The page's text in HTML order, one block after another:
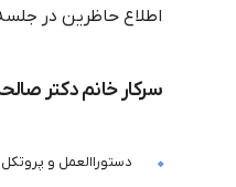
اطلاع حاظرین در
سرکار خانم دکتر
دستوراالعمل و